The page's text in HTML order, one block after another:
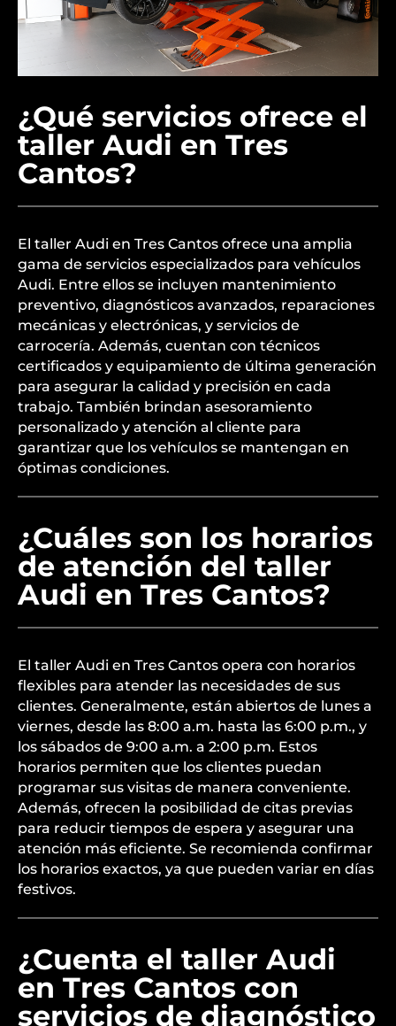
¿Qué servicios ofrece el
taller Audi en Tres
Cantos?
El taller Audi en Tres Cantos ofrece una amplia
gama de servicios especializados para vehículos
Audi. Entre ellos se incluyen mantenimiento
preventivo, diagnósticos avanzados, reparaciones
mecánicas y electrónicas, y servicios de
carrocería. Además, cuentan con técnicos
certificados y equipamiento de última generación
para asegurar la calidad y precisión en cada
trabajo. También brindan asesoramiento
personalizado y atención al cliente para
garantizar que los vehículos se mantengan en
óptimas condiciones.
¿Cuáles son los horarios
de atención del taller
Audi en Tres Cantos?
El taller Audi en Tres Cantos opera con horarios
flexibles para atender las necesidades de sus
clientes. Generalmente, están abiertos de lunes a
viernes, desde las 8:00 a.m. hasta las 6:00 p.m., y
los sábados de 9:00 a.m. a 2:00 p.m. Estos
horarios permiten que los clientes puedan
programar sus visitas de manera conveniente.
Además, ofrecen la posibilidad de citas previas
para reducir tiempos de espera y asegurar una
atención más eficiente. Se recomienda confirmar
los horarios exactos, ya que pueden variar en días
festivos.
¿Cuenta el taller Audi
en Tres Cantos con
servicios de diagnóstico